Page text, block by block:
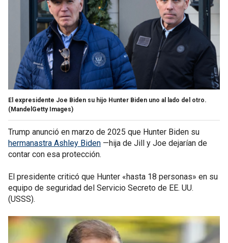
El expresidente Joe Biden su hijo Hunter Biden uno al lado del otro.
(MandelGetty Images)
Trump anunció en marzo de 2025 que Hunter Biden su
hermanastra Ashley Biden —hija de Jill y Joe dejarían de
contar con esa protección.
El presidente criticó que Hunter «hasta 18 personas» en su
equipo de seguridad del Servicio Secreto de EE. UU.
(USSS).